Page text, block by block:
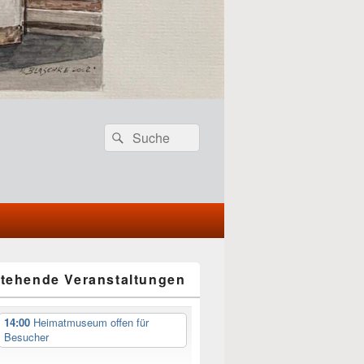
Header
Right
Search
for:
Search
Veranstaltungen
14:00 Heimatmuseum offen für
Besucher